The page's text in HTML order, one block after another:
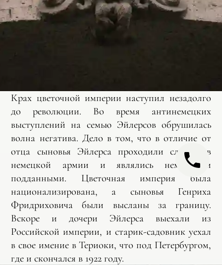
Крах цветочной империи наступил незадолго
до революции. Во время антинемецких
выступлений на семью Эйлерсов обрушилась
волна негатива. Дело в том, что в отличие от
отца сыновья Эйлерса проходили службу в
немецкой армии и являлись немецкими
подданными. Цветочная империя была
национализирована, а сыновья Генриха
Фридриховича были высланы за границу.
Вскоре и дочери Эйлерса выехали из
Российской империи, и старик-садовник уехал
в свое имение в Териоки, что под Петербургом,
где и скончался в 1922 году.